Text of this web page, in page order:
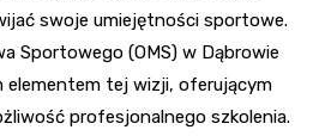
swoje umiejętności sportowe.
Sportowego (OMS) w Dąbrowie
elementem tej wizji, oferującym
profesjonalnego szkolenia.